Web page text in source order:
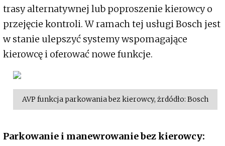
trasy alternatywnej lub poproszenie kierowcy o
przejęcie kontroli. W ramach tej usługi Bosch jest
w stanie ulepszyć systemy wspomagające
kierowcę i oferować nowe funkcje.
AVP funkcja parkowania bez kierowcy, żrdódło: Bosch
Parkowanie i manewrowanie bez kierowcy: